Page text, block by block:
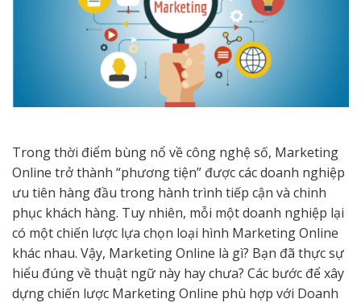
Trong thời điểm bùng nổ về công nghệ số, Marketing
Online trở thành “phương tiện” được các doanh nghiệp
ưu tiên hàng đầu trong hành trình tiếp cận và chinh
phục khách hàng. Tuy nhiên, mỗi một doanh nghiệp lại
có một chiến lược lựa chọn loại hình Marketing Online
khác nhau. Vậy, Marketing Online là gì? Bạn đã thực sự
hiểu đúng về thuật ngữ này hay chưa? Các bước để xây
dựng chiến lược Marketing Online phù hợp với Doanh